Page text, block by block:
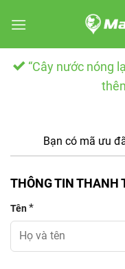
“Cây nước nóng
Bạn có mã ưu
THÔNG TIN THANH
Tên*